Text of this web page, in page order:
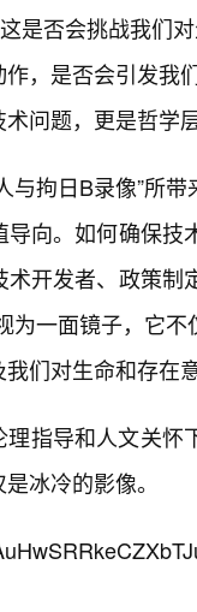
是否会挑战我们
，是否会引发我
问题，更是哲学
与拘日B录像”所
导向。如何确保
开发者、政策
为一面镜子，它
们对生命和存在
理指导和人文关
冰冷的影像。